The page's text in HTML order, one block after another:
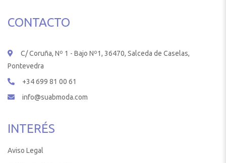
CONTACTO
C/ Coruña, Nº 1 - Bajo Nº1, 36470, Salceda de Caselas,
Pontevedra
+34 699 81 00 61
info@suabmoda.com
INTERÉS
Aviso Legal